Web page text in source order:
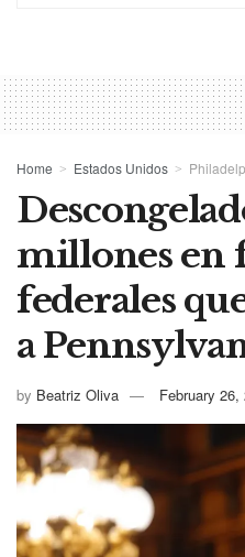
Home Estados Unidos
millones en
federales
a
by Beatriz Oliva February 26,